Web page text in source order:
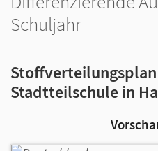
Schuljahr
Stadtteilschule in